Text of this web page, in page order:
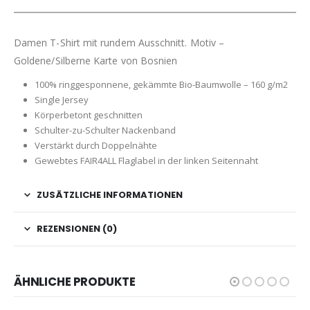
Damen T-Shirt mit rundem Ausschnitt. Motiv –
Goldene/Silberne Karte von Bosnien
100% ringgesponnene, gekämmte Bio-Baumwolle – 160 g/m2
Single Jersey
Körperbetont geschnitten
Schulter-zu-Schulter Nackenband
Verstärkt durch Doppelnähte
Gewebtes FAIR4ALL Flaglabel in der linken Seitennaht
ZUSÄTZLICHE INFORMATIONEN
REZENSIONEN (0)
ÄHNLICHE PRODUKTE